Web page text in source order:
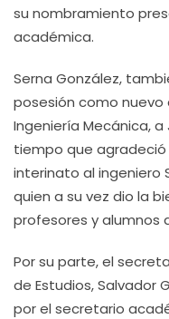
su nombramiento
académica.
Serna González,
posesión como
Ingeniería Mecánica,
tiempo que agradeció
interinato al ingeniero
quien a su vez dio la
profesores y alumnos
Por su parte, el
de Estudios, Salvador
por el secretario